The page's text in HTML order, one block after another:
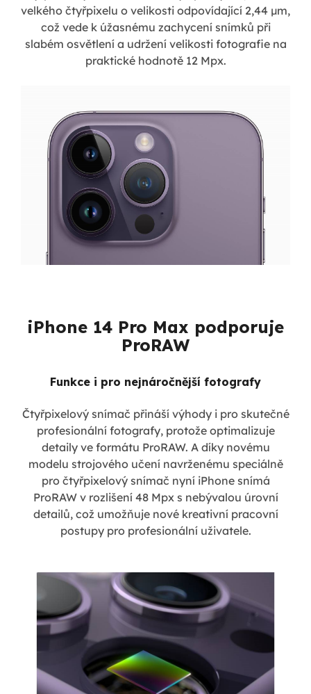
velkého čtyřpixelu o velikosti odpovídající 2,44 µm,
což vede k úžasnému zachycení snímků při
slabém osvětlení a udržení velikosti fotografie na
praktické hodnotě 12 Mpx.
iPhone 14 Pro Max podporuje
ProRAW
Funkce i pro nejnáročnější fotografy
Čtyřpixelový snímač přináší výhody i pro skutečné
profesionální fotografy, protože optimalizuje
detaily ve formátu ProRAW. A díky novému
modelu strojového učení navrženému speciálně
pro čtyřpixelový snímač nyní iPhone snímá
ProRAW v rozlišení 48 Mpx s nebývalou úrovní
detailů, což umožňuje nové kreativní pracovní
postupy pro profesionální uživatele.